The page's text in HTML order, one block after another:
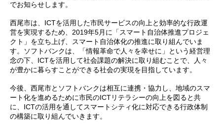
でお知らせします。
西尾市は、ICTを活用した市民サービスの向上と効率的な行政運
営を実現するため、2019年5月に「スマート自治体推進プロジェ
クト」を立ち上げ、スマート自治体化の推進に取り組んでいま
す。ソフトバンクは、「情報革命で人々を幸せに」という経営理
念の下、ICTを活用して社会課題の解決に取り組むことで、人々
が豊かに暮らすことができる社会の実現を目指しています。
今後、西尾市とソフトバンクは相互に連携・協力し、地域のスマ
ート化を進めるために市民のICTリテラシーの向上を図ると共
に、ICTの活用を通してスマートシティ化に対応できる行政体制
の構築に取り組んでいきます。